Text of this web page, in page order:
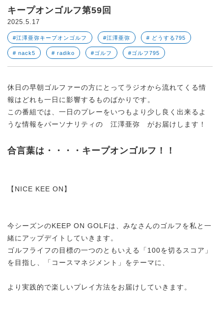
キープオンゴルフ第59回
2025.5.17
#江澤亜弥キープオンゴルフ #江澤亜弥 # どうする795
# nack5 # radiko #ゴルフ #ゴルフ795
休日の早朝ゴルファーの方にとってラジオから流れてくる情
報はどれも一日に影響するものばかりです。
この番組では、一日のプレーをいつもより少し良く出来るよ
うな情報をパーソナリティの 江澤亜弥 がお届けします！
合言葉は・・・・キープオンゴルフ！！
【NICE KEE ON】
今シーズンのKEEP ON GOLFは、みなさんのゴルフを私と一
緒にアップデイトしていきます。
ゴルフライフの目標の一つのともいえる「100を切るスコア」
を目指し、「コースマネジメント」をテーマに、
より実践的で楽しいプレイ方法をお届けしていきます。